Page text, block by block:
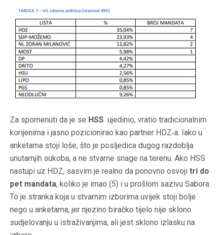
Za spomenuti da je se HSS ujedinio, vratio tradicionalnim
korijenima i jasno pozicionirao kao partner HDZ‑a. Iako u
anketama stoji loše, što je posljedica dugog razdoblja
unutarnjih sukoba, a ne stvarne snage na terenu. Ako HSS
nastupi uz HDZ, sasvim je realno da ponovno osvoji tri do
pet mandata, koliko je imao (5) i u prošlom sazivu Sabora.
To je stranka koja u stvarnim izborima uvijek stoji bolje
nego u anketama, jer njezino biračko tijelo nije sklono
sudjelovanju u istraživanjima, ali jest sklono izlasku na